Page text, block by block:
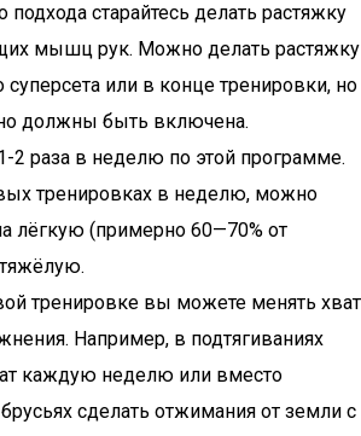
старайтесь делать растяжку
мышц рук. Можно делать растяжку
суперсета или в конце тренировки, но
должны быть включена.
2 раза в неделю по этой программе.
тренировках в неделю, можно
лёгкую (примерно 60—70% от
тренировке вы можете менять хват
Например, в подтягиваниях
каждую неделю или вместо
сделать отжимания от земли с